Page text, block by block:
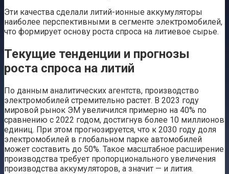
Эти качества сделали литий-ионные аккумуляторы
наиболее перспективными в сегменте электромобилей,
что формирует основу роста спроса на литиевое сырье.
Текущие тенденции и прогнозы
роста спроса на литий
По данным аналитических агентств, производство
электромобилей стремительно растет. В 2023 году
мировой рынок ЭМ увеличился примерно на 40% по
сравнению с 2022 годом, достигнув более 10 миллионов
единиц. При этом прогнозируется, что к 2030 году доля
электромобилей в глобальном парке автомобилей
может составить до 50%. Такое масштабное расширение
производства требует пропорционального увеличения
производства аккумуляторов, а значит — и лития.